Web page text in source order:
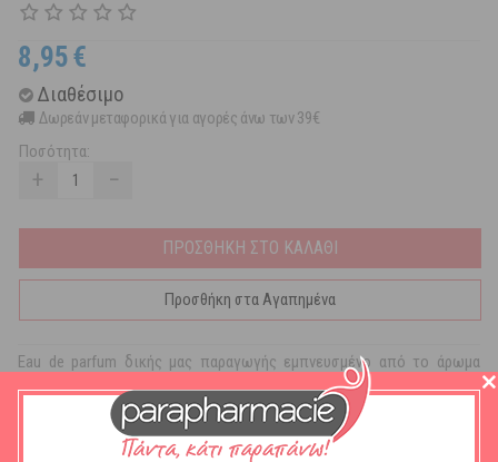
8,95€
Διαθέσιμο
Δωρεάν μεταφορικά για αγορές άνω των 39€
Ποσότητα:
+ −
ΠΡΟΣΘΗΚΗ ΣΤΟ ΚΑΛΑΘΙ
Προσθήκη στα Αγαπημένα
Eau de parfum δικής μας παραγωγής εμπνευσμένο από το άρωμα
Το Kenzo pour Homme Eau de Toilette είναι ένα δυναμικό άρωμα για
αυτούς που ενσαρκώνουν τον φιλελεύθερο αλλά ταυτόχρονα
δυναμικό άνδρα που αντλεί την ενέργεια του από τον ωκεανό .Οι